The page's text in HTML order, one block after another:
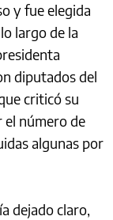
y fue elegida
largo de la
diputados del
criticó su
el número de
algunas por
dejado claro,